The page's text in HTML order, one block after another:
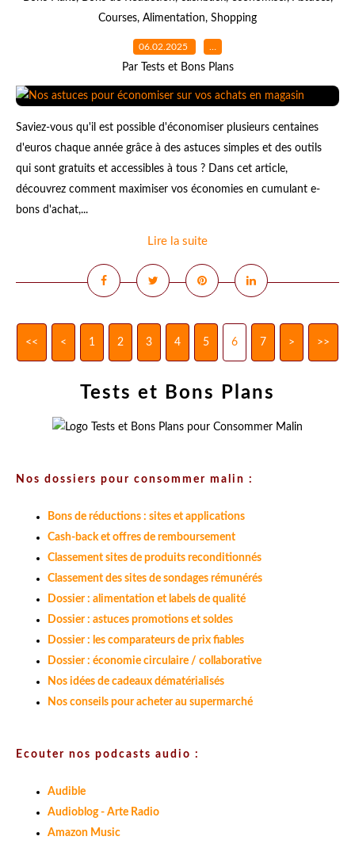
Courses, Alimentation, Shopping
06.02.2025 …
Par Tests et Bons Plans
Saviez-vous qu'il est possible d'économiser plusieurs centaines
d'euros chaque année grâce à des astuces simples et des outils
qui sont gratuits et accessibles à tous ? Dans cet article,
découvrez comment maximiser vos économies en cumulant e-
bons d'achat,...
Lire la suite
<< < 1 2 3 4 5 6 7 > >>
Tests et Bons Plans
Nos dossiers pour consommer malin :
Bons de réductions : sites et applications
Cash-back et offres de remboursement
Classement sites de produits reconditionnés
Classement des sites de sondages rémunérés
Dossier : alimentation et labels de qualité
Dossier : astuces promotions et soldes
Dossier : les comparateurs de prix fiables
Dossier : économie circulaire / collaborative
Nos idées de cadeaux dématérialisés
Nos conseils pour acheter au supermarché
Ecouter nos podcasts audio :
Audible
Audioblog - Arte Radio
Amazon Music